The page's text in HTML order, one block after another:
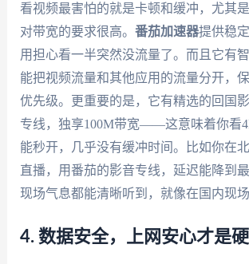
看视频最害怕的就是卡顿和缓冲，尤其是
对带宽的要求很高。 番茄加速器提供稳
用担心看一半突然没流量了。而且它有智
能把视频流量和其他应用的流量分开，
优先级。更重要的是，它有精选的回国
专线，独享100M带宽——这意味着你看
能秒开，几乎没有缓冲时间。比如你在北
直播，用番茄的影音专线，延迟能降到
现场气息都能清晰听到，就像在国内现场
4. 数据安全，上网安心才是